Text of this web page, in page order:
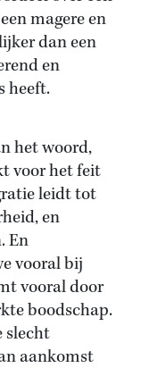
magere en
dan een
en
heeft.
het woord,
voor het feit
leidt tot
en
En
vooral bij
vooral door
boodschap.
slecht
aankomst